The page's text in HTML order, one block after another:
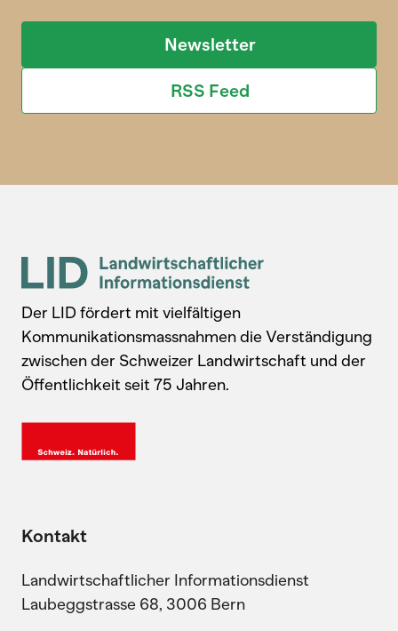
Newsletter
RSS Feed
Der LID fördert mit vielfältigen
Kommunikationsmassnahmen die Verständigung
zwischen der Schweizer Landwirtschaft und der
Öffentlichkeit seit 75 Jahren.
Kontakt
Landwirtschaftlicher Informationsdienst
Laubeggstrasse 68, 3006 Bern